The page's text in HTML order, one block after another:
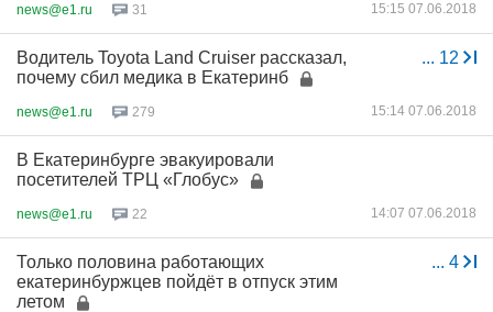
news@e1.ru 31 15:15 07.06.2018
... 12
Водитель Toyota Land Cruiser рассказал,
почему сбил медика в Екатеринб
news@e1.ru 279 15:14 07.06.2018
В Екатеринбурге эвакуировали
посетителей ТРЦ «Глобус»
news@e1.ru 22 14:07 07.06.2018
... 4
Только половина работающих
екатеринбуржцев пойдёт в отпуск этим
летом